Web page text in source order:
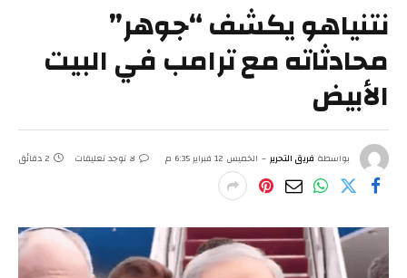
نتنياهو يكشف “جوهر”
محادثاته مع ترامب في البيت
الأبيض
بواسطة فريق التحرير الخميس 12 فبراير 6:35 م لا توجد تعليقات 2 دقائق